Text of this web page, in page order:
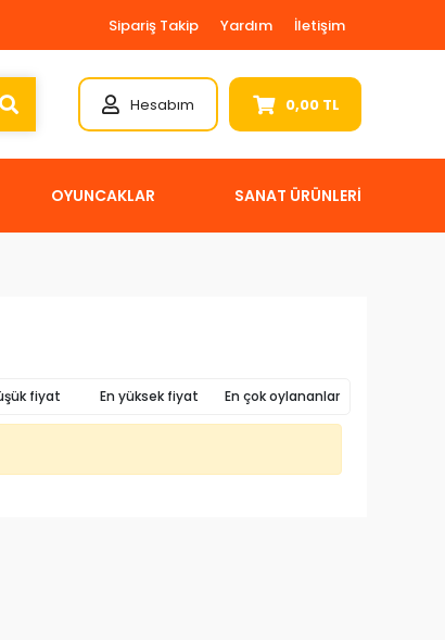
Sipariş Takip Yardım İletişim
Hesabım 0,00 TL
OYUNCAKLAR SANAT ÜRÜNLERİ
fiyat En yüksek fiyat En çok oylananlar